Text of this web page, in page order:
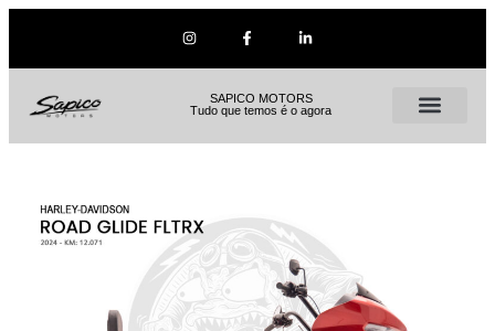
SAPICO MOTORS
Tudo que temos é o agora